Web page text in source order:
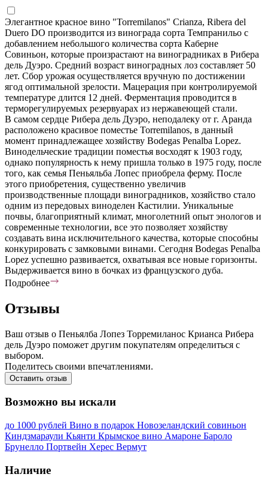
Элегантное красное вино "Torremilanos" Crianza, Ribera del
Duero DO производится из винограда сорта Темпранильо с
добавлением небольшого количества сорта Каберне
Совиньон, которые произрастают на виноградниках в Рибера
дель Дуэро. Средний возраст виноградных лоз составляет 50
лет. Сбор урожая осуществляется вручную по достижении
ягод оптимальной зрелости. Мацерация при контролируемой
температуре длится 12 дней. Ферментация проводится в
терморегулируемых резервуарах из нержавеющей стали.
В самом сердце Рибера дель Дуэро, неподалеку от г. Аранда
расположено красивое поместье Torremilanos, в данный
момент принадлежащее хозяйству Bodegas Penalba Lopez.
Винодельческие традиции поместья восходят к 1903 году,
однако популярность к нему пришла только в 1975 году, после
того, как семья Пеньяльба Лопес приобрела ферму. После
этого приобретения, существенно увеличив
производственные площади виноградников, хозяйство стало
одним из передовых виноделен Кастилии. Уникальные
почвы, благоприятный климат, многолетний опыт энологов и
современные технологии, все это позволяет хозяйству
создавать вина исключительного качества, которые способны
конкурировать с замковыми винами. Сегодня Bodegas Penalba
Lopez успешно развивается, охватывая все новые горизонты.
Выдерживается вино в бочках из французского дуба.
Подробнее
Отзывы
Ваш отзыв о Пеньялба Лопез Торремиланос Крианса Рибера
дель Дуэро поможет другим покупателям определиться с
выбором.
Поделитесь своими впечатлениями.
Оставить отзыв
Возможно вы искали
до 1000 рублей Вино в подарок Новозеландский совиньон
Киндзмараули Кьянти Крымское вино Амароне Бароло
Брунелло Портвейн Херес Вермут
Наличие